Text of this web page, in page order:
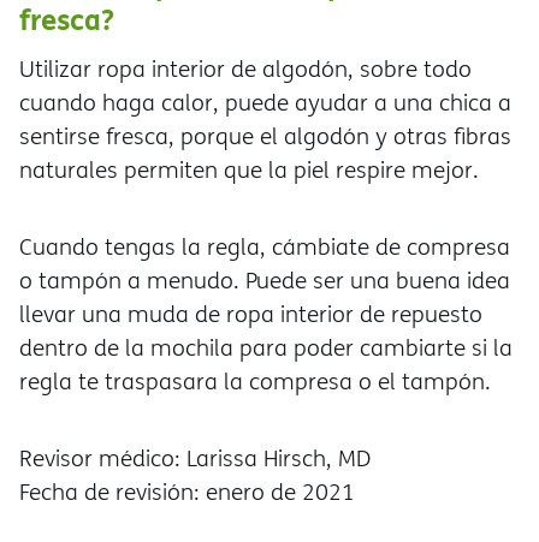
fresca?
Utilizar ropa interior de algodón, sobre todo
cuando haga calor, puede ayudar a una chica a
sentirse fresca, porque el algodón y otras fibras
naturales permiten que la piel respire mejor.
Cuando tengas la regla, cámbiate de compresa
o tampón a menudo. Puede ser una buena idea
llevar una muda de ropa interior de repuesto
dentro de la mochila para poder cambiarte si la
regla te traspasara la compresa o el tampón.
Revisor médico: Larissa Hirsch, MD
Fecha de revisión: enero de 2021